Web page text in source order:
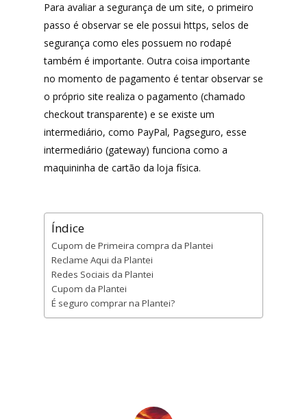
Para avaliar a segurança de um site, o primeiro
passo é observar se ele possui https, selos de
segurança como eles possuem no rodapé
também é importante. Outra coisa importante
no momento de pagamento é tentar observar se
o próprio site realiza o pagamento (chamado
checkout transparente) e se existe um
intermediário, como PayPal, Pagseguro, esse
intermediário (gateway) funciona como a
maquininha de cartão da loja física.
Índice
Cupom de Primeira compra da Plantei
Reclame Aqui da Plantei
Redes Sociais da Plantei
Cupom da Plantei
É seguro comprar na Plantei?